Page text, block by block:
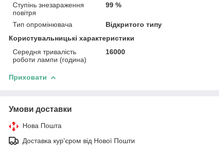
Ступінь знезараження
повітря
99 %
Тип опромінювача
Відкритого типу
Користувальницькі характеристики
Середня тривалість
роботи лампи (година)
16000
Приховати
Умови доставки
Нова Пошта
Доставка кур'єром від Нової Пошти